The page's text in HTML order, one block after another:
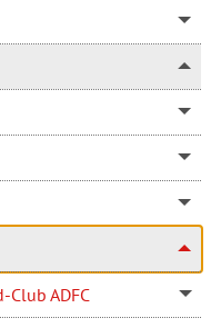
Club ADFC